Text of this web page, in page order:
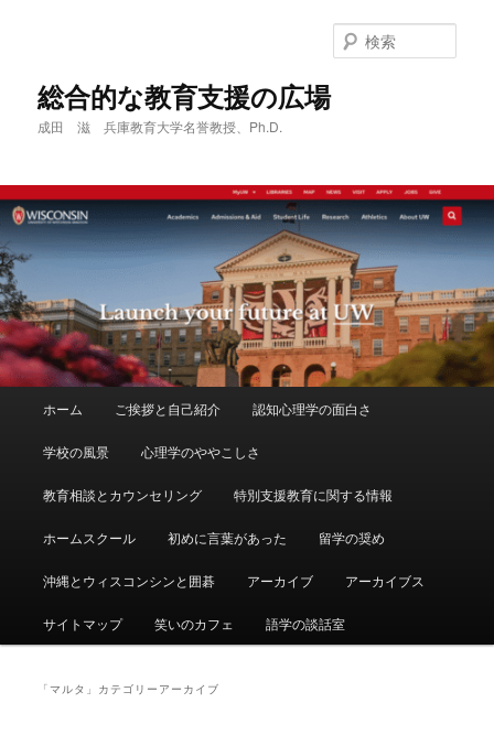
へ
移
動
移
動
総合的な教育支援の広場
成田 滋 兵庫教育大学名誉教授、Ph.D.
索
ホーム ご挨拶と自己紹介 認知心理学の面白さ
学校の風景 心理学のややこしさ
教育相談とカウンセリング 特別支援教育に関する情報
ホームスクール 初めに言葉があった 留学の奨め
沖縄とウィスコンシンと囲碁 アーカイブ アーカイブス
サイトマップ 笑いのカフェ 語学の談話室
「マルタ 」カテゴリーアーカイブ